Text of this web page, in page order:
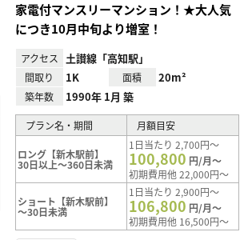
家電付マンスリーマンション！★大人気
につき10月中旬より増室！
アクセス 土讃線「高知駅」
間取り 1K 面積 20m²
築年数 1990年 1月 築
プラン名・期間 月額目安
ロング【新木駅前】
30日以上～360日未満
1日当たり 2,700円～
100,800 円/月～
初期費用他 22,000円～
ショート【新木駅前】
～30日未満
1日当たり 2,900円～
106,800 円/月～
初期費用他 16,500円～